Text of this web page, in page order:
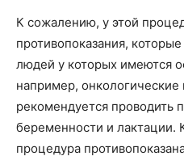
К сожалению, у этой
противопоказания,
людей у которых имеются
например,
рекомендуется проводить
беременности и лактации.
процедура